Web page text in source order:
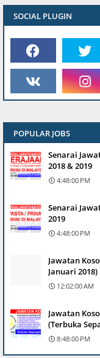
SOCIAL PLUGIN
POPULAR JOBS
Senarai
2018 & 2019
4:48:00 PM
Senarai
2019
4:48:00 PM
Jawatan
Januari 2018)
12:02:00 AM
Jawatan
(Terbuka
8:48:00 PM